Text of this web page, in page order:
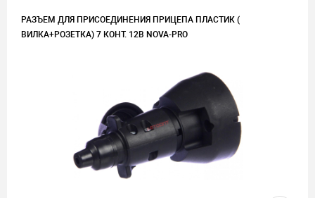
РАЗЪЕМ ДЛЯ ПРИСОЕДИНЕНИЯ ПРИЦЕПА ПЛАСТИК (
ВИЛКА+РОЗЕТКА) 7 КОНТ. 12В NOVA-PRO